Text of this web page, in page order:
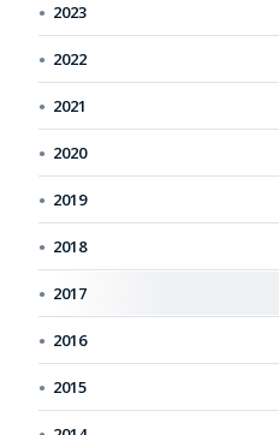
2023
2022
2021
2020
2019
2018
2017
2016
2015